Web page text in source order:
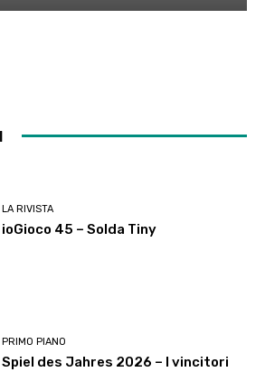
LA RIVISTA
ioGioco 45 – Solda Tiny
PRIMO PIANO
Spiel des Jahres 2026 – I vincitori